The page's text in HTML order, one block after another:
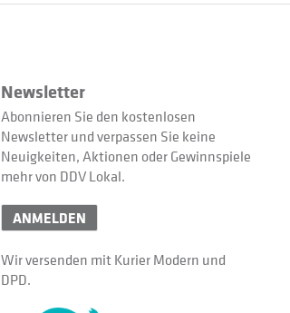
Newsletter
Abonnieren Sie den kostenlosen
Newsletter und verpassen Sie keine
Neuigkeiten, Aktionen oder Gewinnspiele
mehr von DDV Lokal.
ANMELDEN
Wir versenden mit Kurier Modern und
DPD.